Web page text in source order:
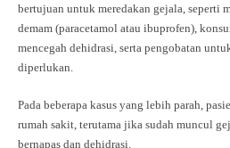
bertujuan untuk meredakan gejala, seperti
demam (paracetamol atau ibuprofen),
mencegah dehidrasi, serta pengobatan
diperlukan.
Pada beberapa kasus yang lebih parah,
rumah sakit, terutama jika sudah muncul
bernapas dan dehidrasi.